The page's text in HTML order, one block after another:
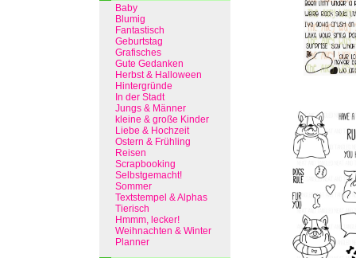
Baby
Blumig
Fantastisch
Geburtstag
Grafisches
Gute Gedanken
Herbst & Halloween
Hintergründe
In der Stadt
Jungs & Männer
kleine & große Kinder
Liebe & Hochzeit
Ostern & Frühling
Reisen
Scrapbooking
Selbstgemacht!
Sommer
Textstempel & Alphas
Tierisch
Hmmm, lecker!
Weihnachten & Winter
Planner